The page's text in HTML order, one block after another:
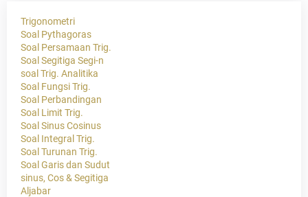
Trigonometri
Soal Pythagoras
Soal Persamaan Trig.
Soal Segitiga Segi-n
soal Trig. Analitika
Soal Fungsi Trig.
Soal Perbandingan
Soal Limit Trig.
Soal Sinus Cosinus
Soal Integral Trig.
Soal Turunan Trig.
Soal Garis dan Sudut
sinus, Cos & Segitiga
Aljabar